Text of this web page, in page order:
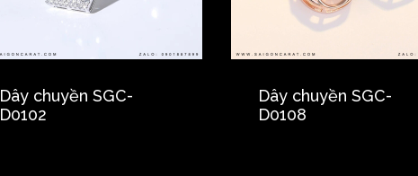
Dây chuyền SGC-
D0102
Dây chuyền SGC-
D0108